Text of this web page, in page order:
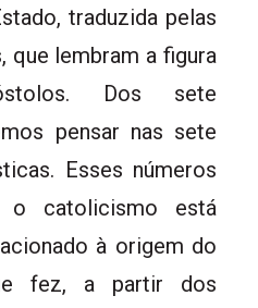
traduzida pelas
que lembram a figura
Dos sete
pensar nas sete
Esses números
catolicismo está
à origem do
fez, a partir dos